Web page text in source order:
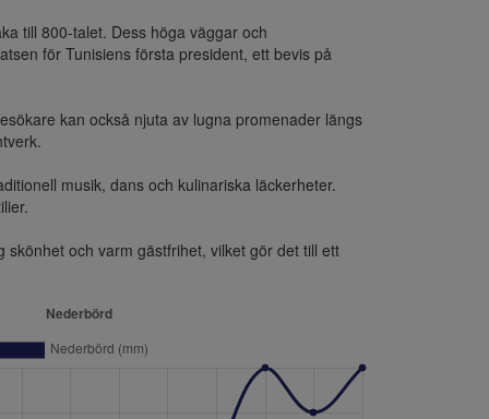
till 800-talet. Dess höga väggar och
för Tunisiens första president, ett bevis på
kan också njuta av lugna promenader längs
musik, dans och kulinariska läckerheter.
och varm gästfrihet, vilket gör det till ett